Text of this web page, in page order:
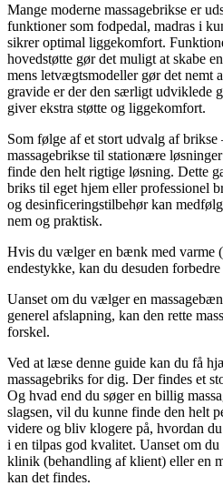
Mange moderne massagebrikse er
funktioner som fodpedal, madras i
sikrer optimal liggekomfort.
hovedstøtte gør det muligt at skabe
mens letvægtsmodeller gør det nemt
gravide er der den særligt udviklede
giver ekstra støtte og liggekomfort.
Som følge af et stort udvalg af brikse
massagebrikse til stationære
finde den helt rigtige løsning. Dette
briks til eget hjem eller professionel
og desinficeringstilbehør kan
nem og praktisk.
Hvis du vælger en bænk med varme
endestykke, kan du desuden
Uanset om du vælger en
generel afslapning, kan den rette
forskel.
Ved at læse denne guide kan du få
massagebriks for dig. Der findes et
Og hvad end du søger en billig
slagsen, vil du kunne finde den helt
videre og bliv klogere på, hvordan
i en tilpas god kvalitet. Uanset om
klinik (behandling af klient) eller en
kan det findes.